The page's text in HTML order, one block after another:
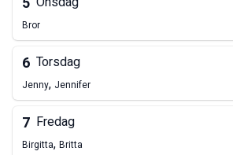
Bror
6 Torsdag
Jenny, Jennifer
7 Fredag
Birgitta, Britta